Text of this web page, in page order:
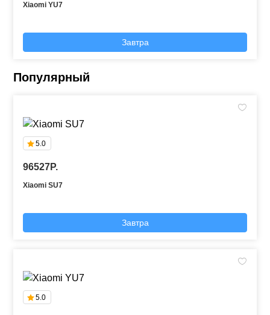
Xiaomi YU7
Завтра
Популярный
5.0
96527P.
Xiaomi SU7
Завтра
5.0